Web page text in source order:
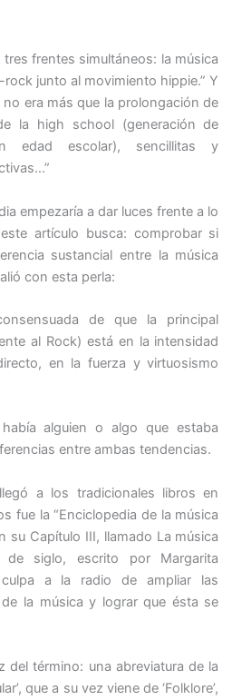
frentes simultáneos: la música
junto al movimiento hippie.” Y
no era más que la prolongación de
la high school (generación de
edad escolar), sencillitas y
empezaría a dar luces frente a lo
artículo busca: comprobar si
sustancial entre la música
con esta perla:
de que la principal
al Rock) está en la intensidad
en la fuerza y virtuosismo
alguien o algo que estaba
entre ambas tendencias.
a los tradicionales libros en
fue la “Enciclopedia de la música
su Capítulo III, llamado La música
de siglo, escrito por Margarita
a la radio de ampliar las
la música y lograr que ésta se
del término: una abreviatura de la
que a su vez viene de ‘Folklore’,